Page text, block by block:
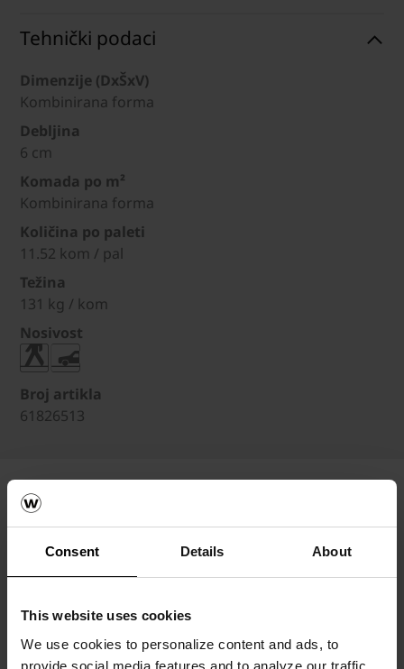
Consent Details About
This website uses cookies
We use cookies to personalize content and ads, to
provide social media features and to analyze our traffic.
Tehnički podaci
Dimenzije (DxŠxV)
Kombinirana forma
Debljina
6 cm
Komada po m²
Kombinirana forma
Količina po paleti
11.52 kom / pal
Težina
131 kg / kom
Nosivost
Broj artikla
61826513